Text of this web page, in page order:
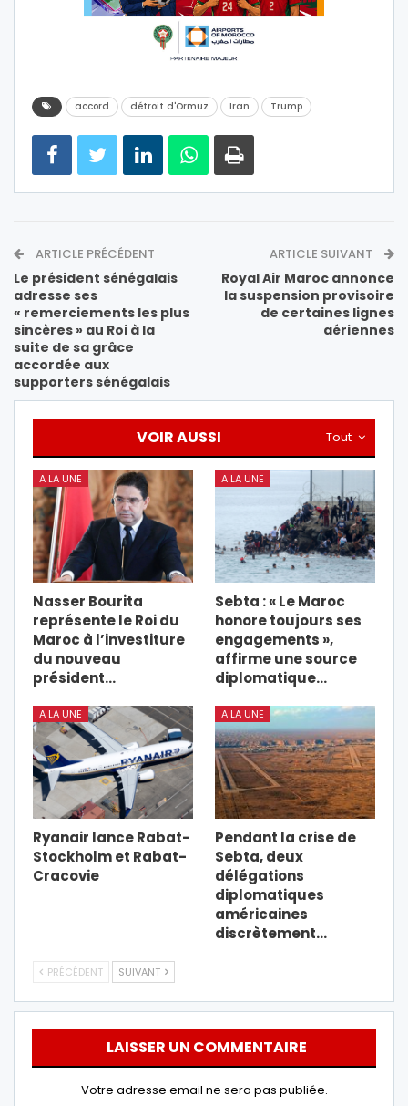
accord détroit d'Ormuz Iran Trump
ARTICLE PRÉCÉDENT
Le président sénégalais
adresse ses
« remerciements les plus
sincères » au Roi à la
suite de sa grâce
accordée aux
supporters sénégalais
ARTICLE SUIVANT
Royal Air Maroc annonce
la suspension provisoire
de certaines lignes
aériennes
Tout
VOIR AUSSI
A LA UNE
Nasser Bourita
représente le Roi du
Maroc à l’investiture
du nouveau
président…
A LA UNE
Sebta : « Le Maroc
honore toujours ses
engagements »,
affirme une source
diplomatique…
A LA UNE
Ryanair lance Rabat-
Stockholm et Rabat-
Cracovie
A LA UNE
Pendant la crise de
Sebta, deux
délégations
diplomatiques
américaines
discrètement…
PRÉCÉDENT SUIVANT
LAISSER UN COMMENTAIRE
Votre adresse email ne sera pas publiée.